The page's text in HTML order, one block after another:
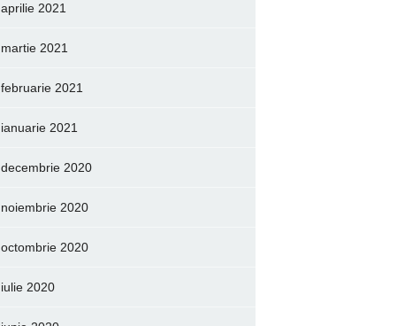
aprilie 2021
martie 2021
februarie 2021
ianuarie 2021
decembrie 2020
noiembrie 2020
octombrie 2020
iulie 2020